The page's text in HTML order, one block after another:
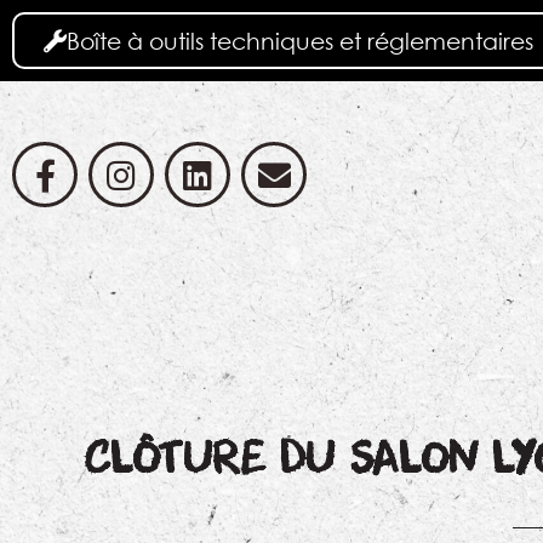
Boîte à outils techniques et réglementaires
CLÔTURE DU SALON